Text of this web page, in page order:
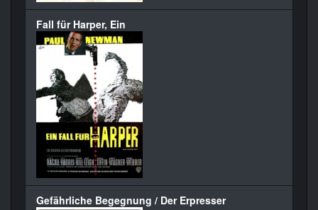
Fall für Harper, Ein
Gefährliche Begegnung / Der Erpresser